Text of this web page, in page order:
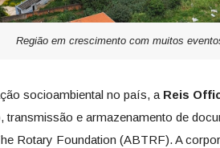
Região em crescimento com muitos
socioambiental no país, a Reis
transmissão e armazenamento de
Rotary Foundation (ABTRF). A